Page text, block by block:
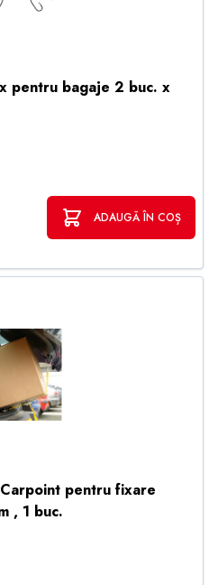
pentru bagaje 2 buc. x
ADAUGĂ ÎN COȘ
pentru fixare
, 1 buc.